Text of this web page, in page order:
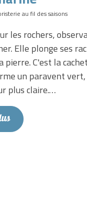
au fil des saisons
les rochers,
Elle plonge ses
pierre. C'est la
un paravent
plus claire.…